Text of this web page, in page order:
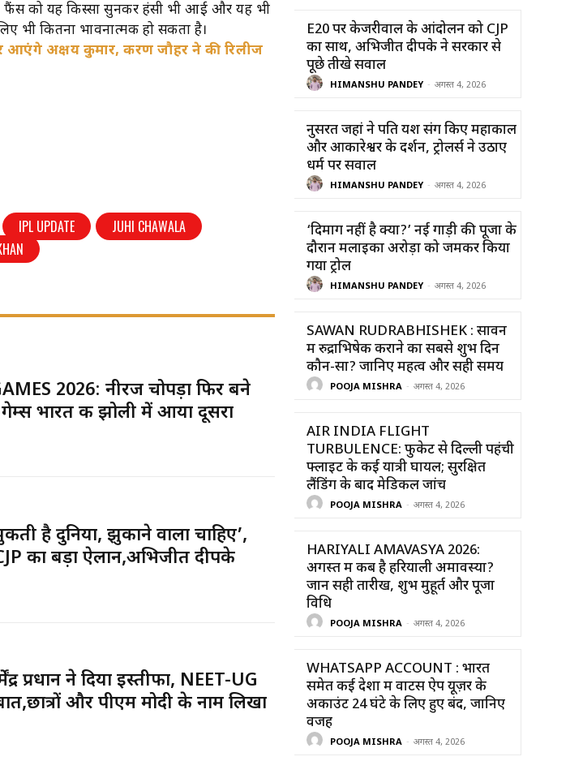
फैंस को यह किस्सा सुनकर हंसी भी आई और यह भी
भी कितना भावनात्मक हो सकता है।
आएंगे अक्षय कुमार, करण जौहर ने की रिलीज
IPL UPDATE
JUHI CHAWALA
2026: नीरज चोपड़ा फिर बने
भारत की झोली में आया दूसरा
है दुनिया, झुकाने वाला चाहिए’,
का बड़ा ऐलान,अभिजीत दीपके
प्रधान ने दिया इस्तीफा, NEET-UG
और पीएम मोदी के नाम लिखा
E20 पर केजरीवाल के आंदोलन को CJP
का साथ, अभिजीत दीपके ने सरकार से
पूछे तीखे सवाल
HIMANSHU PANDEY - अगस्त 4, 2026
नुसरत जहां ने पति यश संग किए महाकाल
और ओंकारेश्वर के दर्शन, ट्रोलर्स ने उठाए
धर्म पर सवाल
HIMANSHU PANDEY - अगस्त 4, 2026
‘दिमाग नहीं है क्या?’ नई गाड़ी की पूजा के
दौरान मलाइका अरोड़ा को जमकर किया
गया ट्रोल
HIMANSHU PANDEY - अगस्त 4, 2026
SAWAN RUDRABHISHEK : सावन
में रुद्राभिषेक कराने का सबसे शुभ दिन
कौन-सा? जानिए महत्व और सही समय
POOJA MISHRA - अगस्त 4, 2026
AIR INDIA FLIGHT
TURBULENCE: फुकेट से दिल्ली पहंची
फ्लाइट के कई यात्री घायल; सुरक्षित
लैंडिंग के बाद मेडिकल जांच
POOJA MISHRA - अगस्त 4, 2026
HARIYALI AMAVASYA 2026:
अगस्त में कब है हरियाली अमावस्या?
जानें सही तारीख, शुभ मुहूर्त और पूजा
विधि
POOJA MISHRA - अगस्त 4, 2026
WHATSAPP ACCOUNT : भारत
समेत कई देशों में वाटस ऐप यूज़र के
अकाउंट 24 घंटे के लिए हुए बंद, जानिए
वजह
POOJA MISHRA - अगस्त 4, 2026